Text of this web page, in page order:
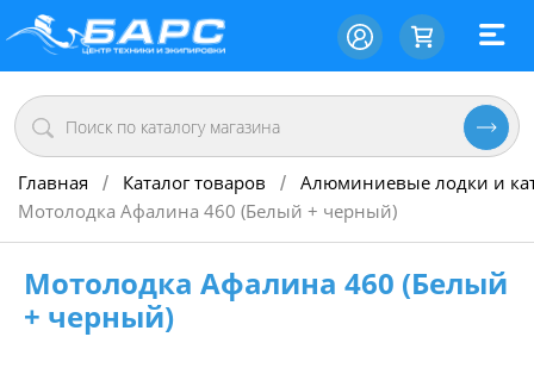
Главная / Каталог товаров / Алюминиевые лодки и
Мотолодка Афалина 460 (Белый + черный)
Мотолодка Афалина 460 (Белый
+ черный)